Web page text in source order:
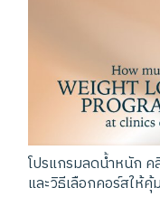
โปรแกรมลดน้ำหนัก คลิ
และวิธีเลือกคอร์สให้คุ้